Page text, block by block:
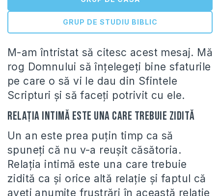
GRUP DE STUDIU BIBLIC
M-am întristat să citesc acest mesaj. Mă
rog Domnului să înțelegeți bine sfaturile
pe care o să vi le dau din Sfintele
Scripturi și să faceți potrivit cu ele.
Relația intimă este una care trebuie zidită
Un an este prea puțin timp ca să
spuneți că nu v-a reușit căsătoria.
Relația intimă este una care trebuie
zidită ca și orice altă relație și faptul că
aveți anumite frustrări în această relație